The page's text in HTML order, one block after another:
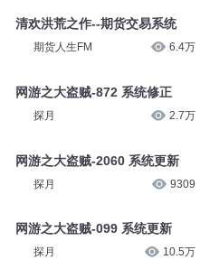
清欢洪荒之作--期货交易系统
期货人生FM 6.4万
网游之大盗贼-872 系统修正
探月 2.7万
网游之大盗贼-2060 系统更新
探月 9309
网游之大盗贼-099 系统更新
探月 10.5万